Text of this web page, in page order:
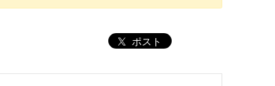
ポスト